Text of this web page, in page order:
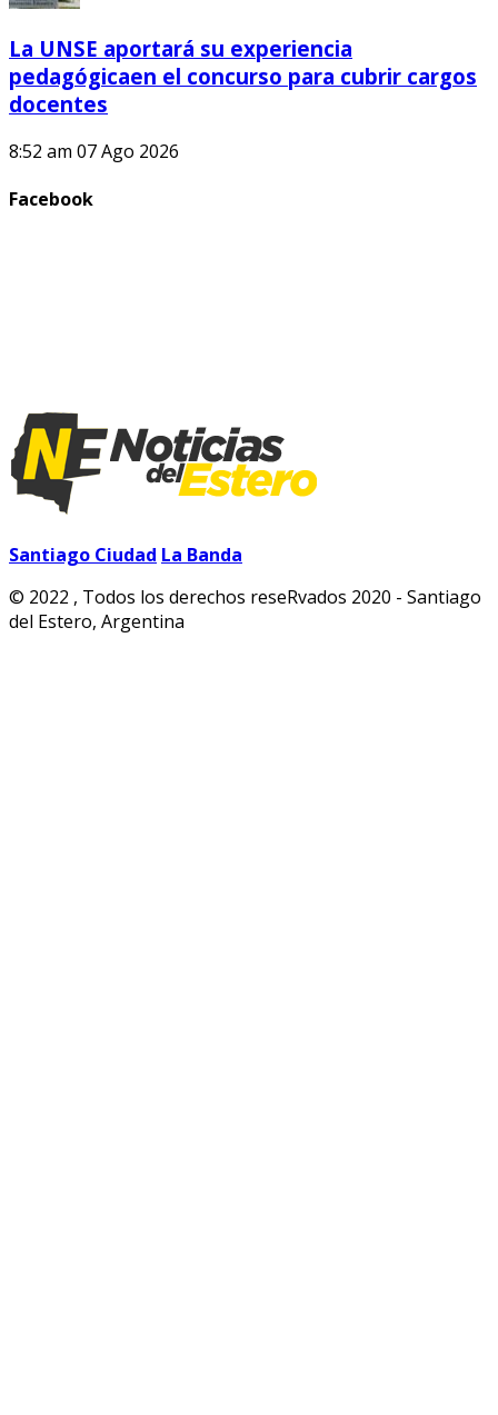
La UNSE aportará su experiencia
pedagógicaen el concurso para cubrir cargos
docentes
8:52 am 07 Ago 2026
Facebook
Santiago Ciudad La Banda
© 2022 , Todos los derechos reseRvados 2020 - Santiago
del Estero, Argentina